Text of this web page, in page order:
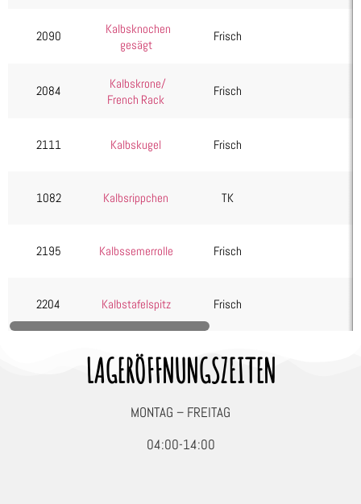
Wild, Geflügel & Exoten
Käse
Obst & Gemüse
Wurst & Schinken
2090
Kalbsknochen
gesägt
Frisch
2084
Kalbskrone/
French Rack
Frisch
2111 Kalbskugel Frisch
1082 Kalbsrippchen TK
2195 Kalbssemerrolle Frisch
2204 Kalbstafelspitz Frisch
LAGERÖFFNUNGSZEITEN
MONTAG – FREITAG
04:00-14:00